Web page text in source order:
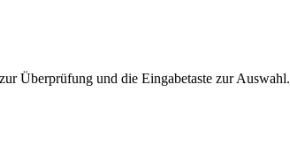
Überprüfung und die Eingabetaste zur Auswahl.